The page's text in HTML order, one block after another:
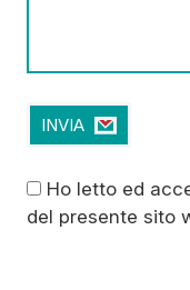
Ho letto ed
del presente sito